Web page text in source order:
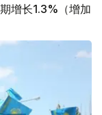
增长1.3%（增加